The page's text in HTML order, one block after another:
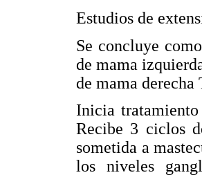
Estudios de
Se concluye
de mama
de mama
Inicia
Recibe 3 ciclos
sometida a
los niveles